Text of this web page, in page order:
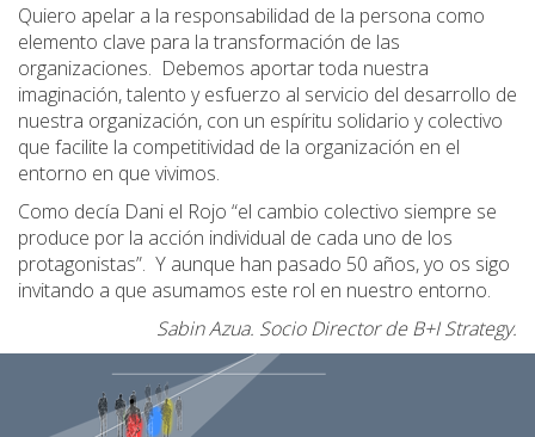
Quiero apelar a la responsabilidad de la persona como
elemento clave para la transformación de las
organizaciones. Debemos aportar toda nuestra
imaginación, talento y esfuerzo al servicio del desarrollo de
nuestra organización, con un espíritu solidario y colectivo
que facilite la competitividad de la organización en el
entorno en que vivimos.
Como decía Dani el Rojo “el cambio colectivo siempre se
produce por la acción individual de cada uno de los
protagonistas”. Y aunque han pasado 50 años, yo os sigo
invitando a que asumamos este rol en nuestro entorno.
Sabin Azua. Socio Director de B+I Strategy.